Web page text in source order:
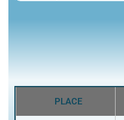
PLACE